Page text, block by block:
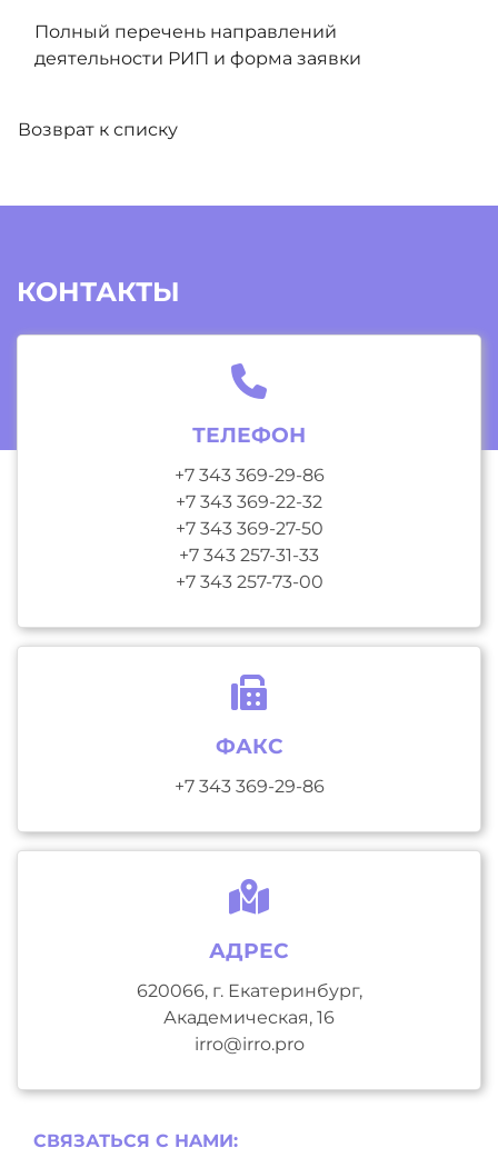
Полный перечень направлений
деятельности РИП и форма заявки
Возврат к списку
КОНТАКТЫ
ТЕЛЕФОН
+7 343 369-29-86
+7 343 369-22-32
+7 343 369-27-50
+7 343 257-31-33
+7 343 257-73-00
ФАКС
+7 343 369-29-86
АДРЕС
620066, г. Екатеринбург,
Академическая, 16
irro@irro.pro
СВЯЗАТЬСЯ С НAМИ: